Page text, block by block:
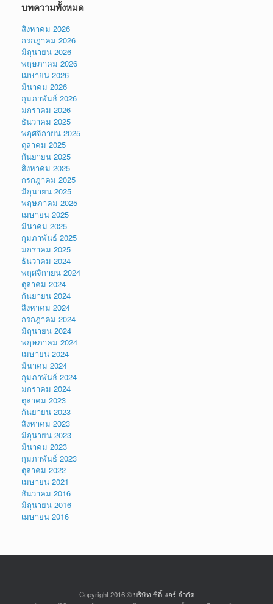
บทความทั้งหมด
สิงหาคม 2026
กรกฎาคม 2026
มิถุนายน 2026
พฤษภาคม 2026
เมษายน 2026
มีนาคม 2026
กุมภาพันธ์ 2026
มกราคม 2026
ธันวาคม 2025
พฤศจิกายน 2025
ตุลาคม 2025
กันยายน 2025
สิงหาคม 2025
กรกฎาคม 2025
มิถุนายน 2025
พฤษภาคม 2025
เมษายน 2025
มีนาคม 2025
กุมภาพันธ์ 2025
มกราคม 2025
ธันวาคม 2024
พฤศจิกายน 2024
ตุลาคม 2024
กันยายน 2024
สิงหาคม 2024
กรกฎาคม 2024
มิถุนายน 2024
พฤษภาคม 2024
เมษายน 2024
มีนาคม 2024
กุมภาพันธ์ 2024
มกราคม 2024
ตุลาคม 2023
กันยายน 2023
สิงหาคม 2023
มิถุนายน 2023
มีนาคม 2023
กุมภาพันธ์ 2023
ตุลาคม 2022
เมษายน 2021
ธันวาคม 2016
มิถุนายน 2016
เมษายน 2016
Copyright 2016 ©บริษัท ซิตี้ แอร์ จำกัด